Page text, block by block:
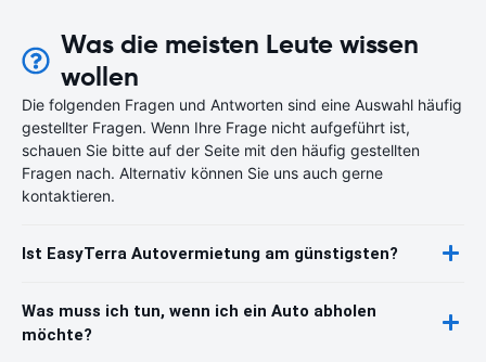
Was die meisten Leute wissen
wollen
Die folgenden Fragen und Antworten sind eine Auswahl häufig
gestellter Fragen. Wenn Ihre Frage nicht aufgeführt ist,
schauen Sie bitte auf der Seite mit den häufig gestellten
Fragen nach. Alternativ können Sie uns auch gerne
kontaktieren.
Ist EasyTerra Autovermietung am günstigsten?
Was muss ich tun, wenn ich ein Auto abholen
möchte?